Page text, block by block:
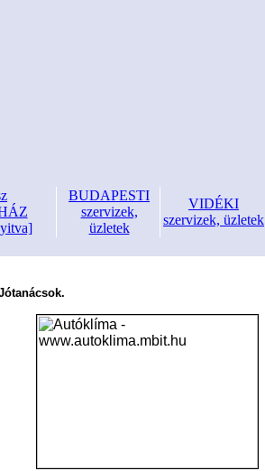
BUDAPESTI
szervizek,
üzletek
VIDÉKI
szervizek, üzletek